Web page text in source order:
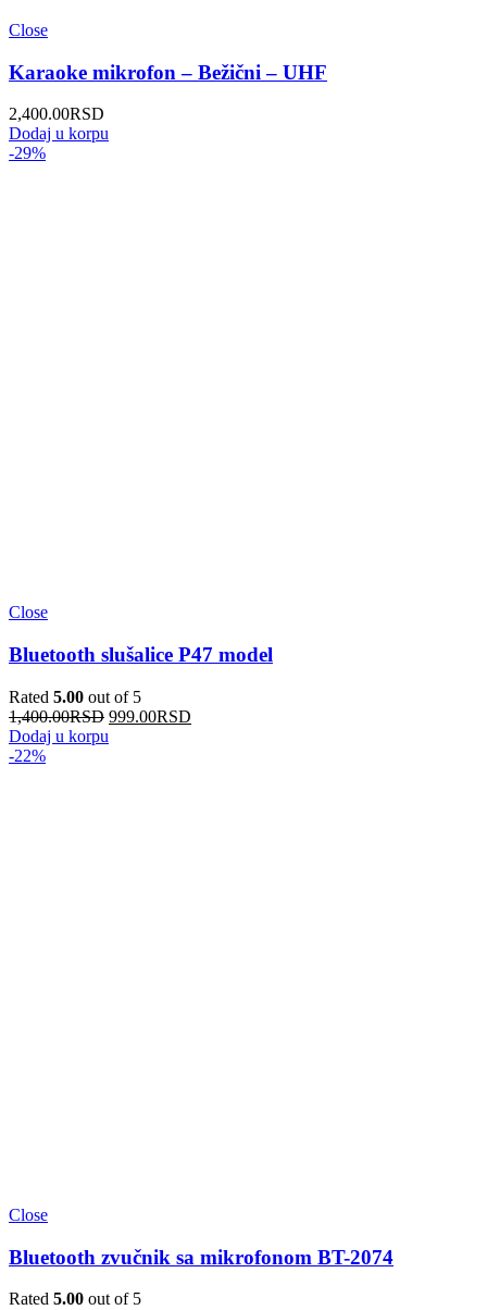
Close
Karaoke mikrofon – Bežični – UHF
2,400.00RSD
Dodaj u korpu
-29%
Close
Bluetooth slušalice P47 model
Rated 5.00 out of 5
1,400.00RSD 999.00RSD
Dodaj u korpu
-22%
Close
Bluetooth zvučnik sa mikrofonom BT-2074
Rated 5.00 out of 5